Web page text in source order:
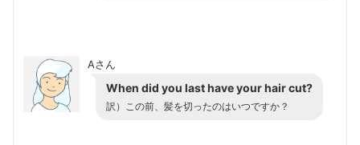
Aさん
When did you last have your hair cut?
訳）この前、髪を切ったのはいつですか？